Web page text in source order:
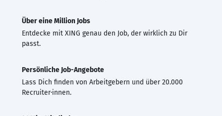
Über eine Million Jobs
Entdecke mit XING genau den Job, der wirklich zu Dir
passt.
Persönliche Job-Angebote
Lass Dich finden von Arbeitgebern und über 20.000
Recruiter·innen.